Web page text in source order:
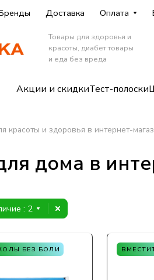
Доставка Оплата
Товары для здоровья и
красоты, диабет товары
и еда без вреда
Акции и скидкиТест-полоски
красоты и здоровья в интернет-
дома в
: 2
БЕЗ БОЛИ